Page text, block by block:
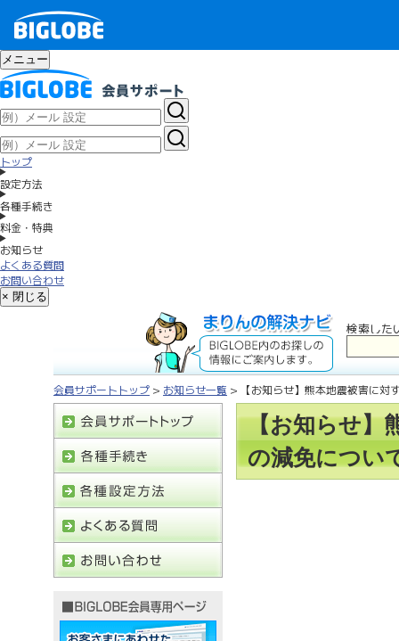
メニュー
トップ
設定方法
各種手続き
料金・特典
お知らせ
よくある質問
お問い合わせ
× 閉じる
検索した
会員サポートトップ > お知らせ一覧 > 【お知らせ】熊本地震被害に対
【お知らせ】
の減免につい